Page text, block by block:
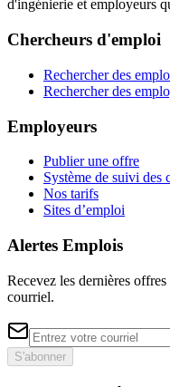
d'ingénierie et employeurs
Chercheurs d'emploi
Rechercher des
Rechercher des
Employeurs
Publier une offre
Système de suivi des
Nos tarifs
Sites d’emploi
Alertes Emplois
Recevez les dernières
courriel.
S'abonner